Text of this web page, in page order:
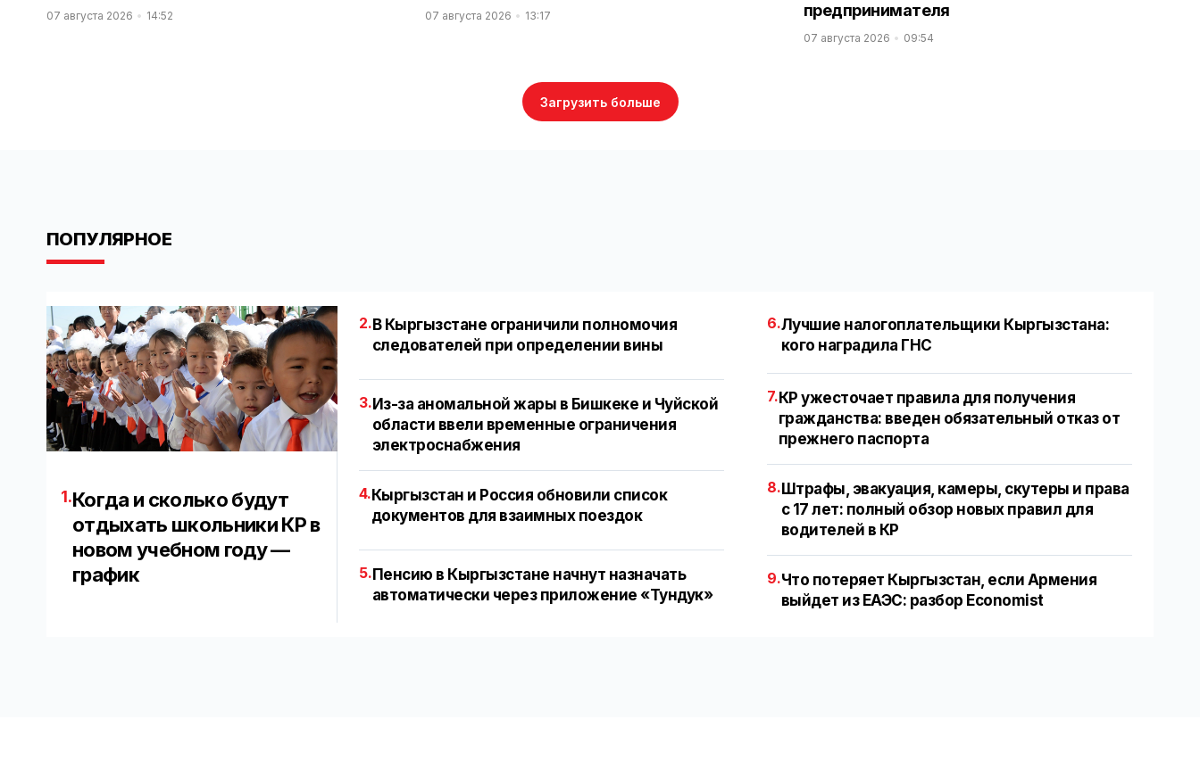
07 августа 2026 14:52 07 августа 2026 13:17
предпринимателя
07 августа 2026 09:54
Загрузить больше
ПОПУЛЯРНОЕ
1.Когда и сколько будут
отдыхать школьники КР в
новом учебном году —
график
2. В Кыргызстане ограничили полномочия
следователей при определении вины
3.Из-за аномальной жары в Бишкеке и Чуйской
области ввели временные ограничения
электроснабжения
4.Кыргызстан и Россия обновили список
документов для взаимных поездок
5.Пенсию в Кыргызстане начнут назначать
автоматически через приложение «Тундук»
6.Лучшие налогоплательщики Кыргызстана:
кого наградила ГНС
7. КР ужесточает правила для получения
гражданства: введен обязательный отказ от
прежнего паспорта
8. Штрафы, эвакуация, камеры, скутеры и права
с 17 лет: полный обзор новых правил для
водителей в КР
9.Что потеряет Кыргызстан, если Армения
выйдет из ЕАЭС: разбор Economist